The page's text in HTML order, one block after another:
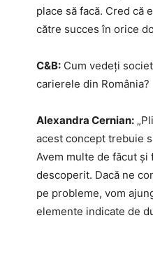
place să facă. Cred că
către succes în orice
C&B: Cum vedeți
carierele din România?
Alexandra Cernian:
acest concept trebuie
Avem multe de făcut și
descoperit. Dacă ne
pe probleme, vom
elemente indicate de